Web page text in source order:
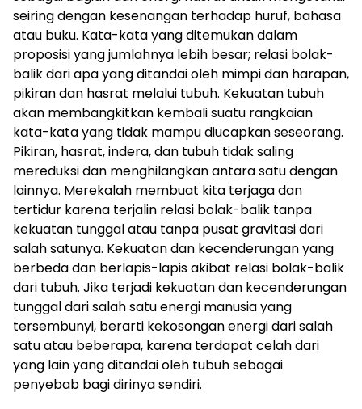
seiring dengan kesenangan terhadap huruf, bahasa
atau buku. Kata-kata yang ditemukan dalam
proposisi yang jumlahnya lebih besar; relasi bolak-
balik dari apa yang ditandai oleh mimpi dan harapan,
pikiran dan hasrat melalui tubuh. Kekuatan tubuh
akan membangkitkan kembali suatu rangkaian
kata-kata yang tidak mampu diucapkan seseorang.
Pikiran, hasrat, indera, dan tubuh tidak saling
mereduksi dan menghilangkan antara satu dengan
lainnya. Merekalah membuat kita terjaga dan
tertidur karena terjalin relasi bolak-balik tanpa
kekuatan tunggal atau tanpa pusat gravitasi dari
salah satunya. Kekuatan dan kecenderungan yang
berbeda dan berlapis-lapis akibat relasi bolak-balik
dari tubuh. Jika terjadi kekuatan dan kecenderungan
tunggal dari salah satu energi manusia yang
tersembunyi, berarti kekosongan energi dari salah
satu atau beberapa, karena terdapat celah dari
yang lain yang ditandai oleh tubuh sebagai
penyebab bagi dirinya sendiri.